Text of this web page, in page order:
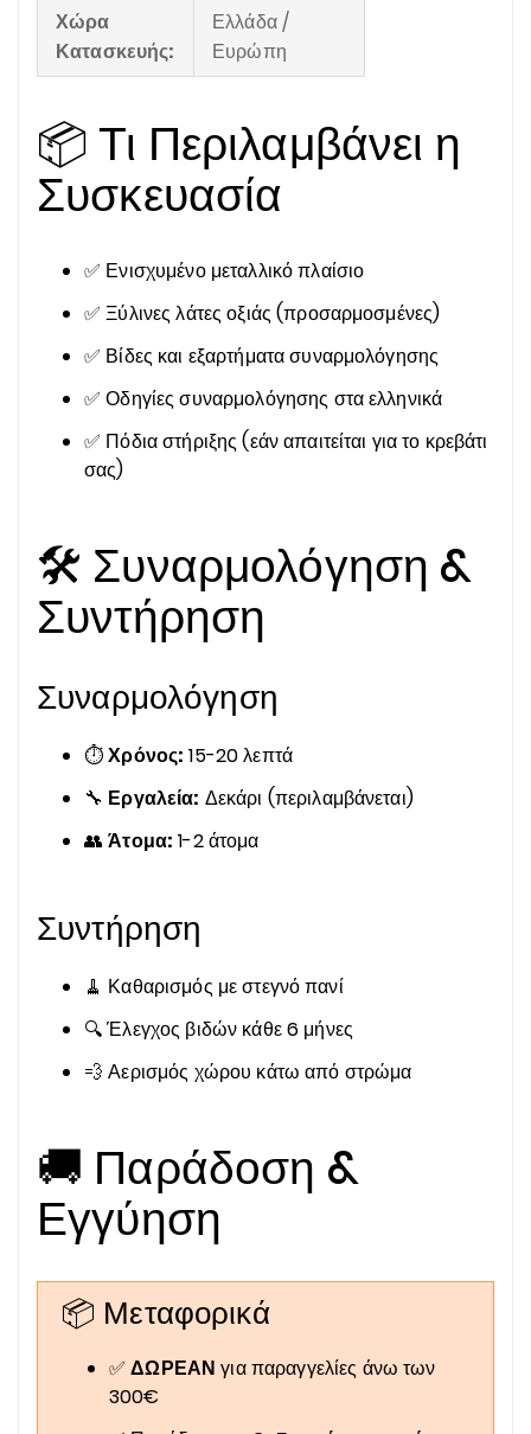
Χώρα
Κατασκευής:
Ελλάδα /
Ευρώπη
📦 Τι Περιλαμβάνει η
Συσκευασία
✅ Ενισχυμένο μεταλλικό πλαίσιο
✅ Ξύλινες λάτες οξιάς (προσαρμοσμένες)
✅ Βίδες και εξαρτήματα συναρμολόγησης
✅ Οδηγίες συναρμολόγησης στα ελληνικά
✅ Πόδια στήριξης (εάν απαιτείται για το κρεβάτι
σας)
🛠️ Συναρμολόγηση &
Συντήρηση
Συναρμολόγηση
⏱️Χρόνος: 15-20 λεπτά
🔧 Εργαλεία: Δεκάρι (περιλαμβάνεται)
👥Άτομα: 1-2 άτομα
Συντήρηση
🧹 Καθαρισμός με στεγνό πανί
🔍 Έλεγχος βιδών κάθε 6 μήνες
💨 Αερισμός χώρου κάτω από στρώμα
🚚 Παράδοση &
Εγγύηση
📦 Μεταφορικά
✅ΔΩΡΕΑΝ για παραγγελίες άνω των
300€